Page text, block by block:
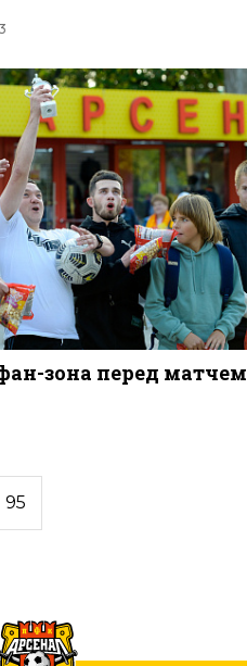
зона перед матчем
95